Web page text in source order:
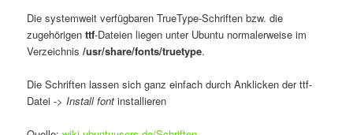
Die systemweit verfügbaren TrueType-Schriften bzw. die
zugehörigenttf-Dateien liegen unter Ubuntu normalerweise im
Verzeichnis/usr/share/fonts/truetype.
Die Schriften lassen sich ganz einfach durch Anklicken der ttf-
Datei ->Install font installieren